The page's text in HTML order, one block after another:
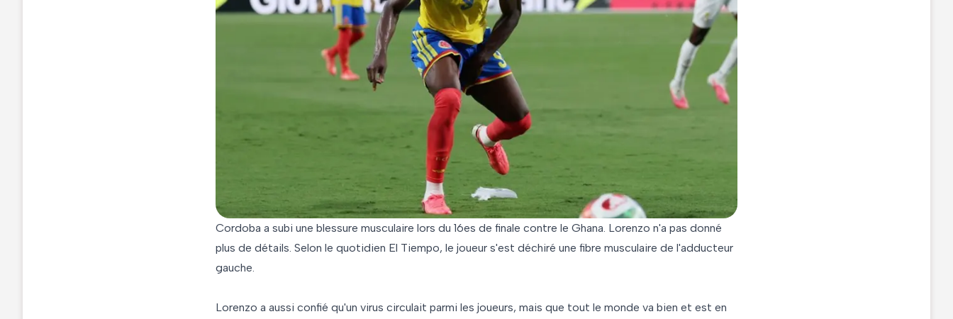
Cordoba a subi une blessure musculaire lors du 16es de finale contre le Ghana. Lorenzo n'a pas donné
plus de détails. Selon le quotidien El Tiempo, le joueur s'est déchiré une fibre musculaire de l'adducteur
gauche.
Lorenzo a aussi confié qu'un virus circulait parmi les joueurs, mais que tout le monde va bien et est en